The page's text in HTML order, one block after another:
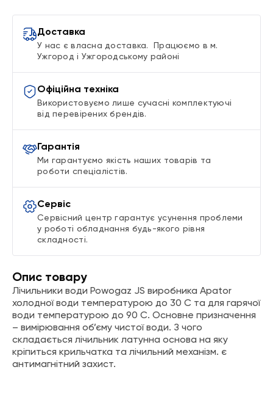
Доставка
У нас є власна доставка. Працюємо в м.
Ужгород і Ужгородському районі
Офіційна техніка
Використовуємо лише сучасні комплектуючі
від перевірених брендів.
Гарантія
Ми гарантуємо якість наших товарів та
роботи спеціалістів.
Сервіс
Сервісний центр гарантує усунення проблеми
у роботі обладнання будь-якого рівня
складності.
Опис товару
Лічильники води Powogaz JS виробника Apator
холодної води температурою до 30 С та для гарячої
води температурою до 90 С. Основне призначення
– вимірювання об’єму чистої води. З чого
складається лічильник латунна основа на яку
кріпиться крильчатка та лічильний механізм. є
антимагнітний захист.